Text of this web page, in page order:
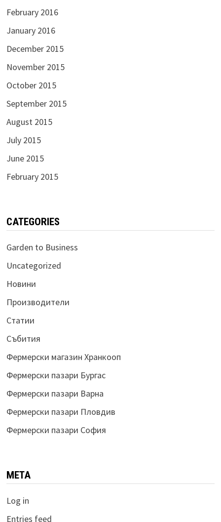
February 2016
January 2016
December 2015
November 2015
October 2015
September 2015
August 2015
July 2015
June 2015
February 2015
CATEGORIES
Garden to Business
Uncategorized
Новини
Производители
Статии
Събития
Фермерски магазин Хранкооп
Фермерски пазари Бургас
Фермерски пазари Варна
Фермерски пазари Пловдив
Фермерски пазари София
META
Log in
Entries feed